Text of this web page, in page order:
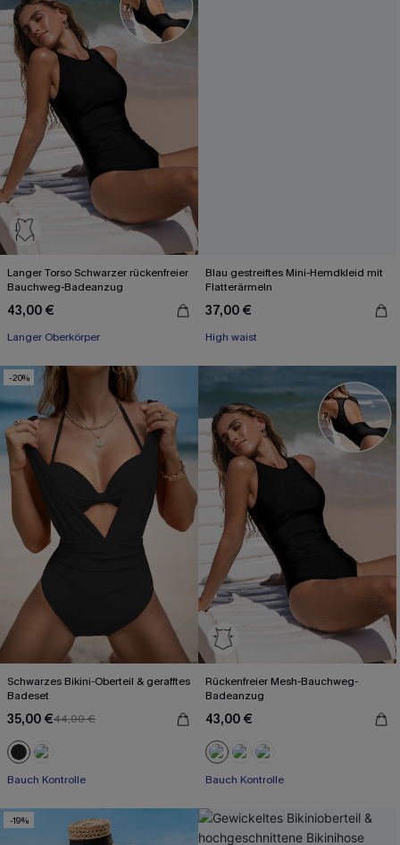
Langer Torso Schwarzer rückenfreier
Bauchweg-Badeanzug
43,00 €
Langer Oberkörper
Blau gestreiftes Mini-Hemdkleid mit
Flatterärmeln
37,00 €
High waist
-20%
Schwarzes Bikini-Oberteil & gerafftes
Badeset
35,00 €44,00 €
Bauch Kontrolle
Rückenfreier Mesh-Bauchweg-
Badeanzug
43,00 €
Bauch Kontrolle
-19%